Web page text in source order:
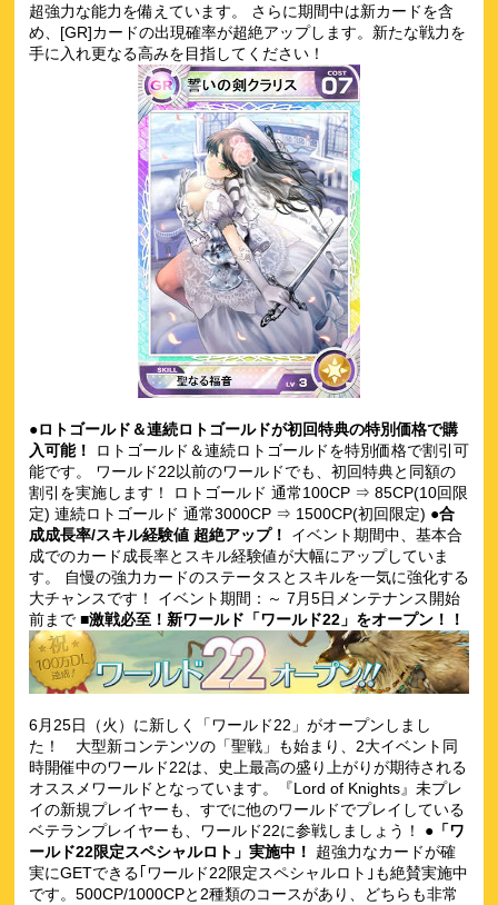
超強力な能力を備えています。 さらに期間中は新カードを含
め、[GR]カードの出現確率が超絶アップします。新たな戦力を
手に入れ更なる高みを目指してください！
●ロトゴールド＆連続ロトゴールドが初回特典の特別価格で購
入可能！
ロトゴールド＆連続ロトゴールドを特別価格で割引可
能です。 ワールド22以前のワールドでも、初回特典と同額の
割引を実施します！ ロトゴールド 通常100CP ⇒ 85CP(10回限
定) 連続ロトゴールド 通常3000CP ⇒ 1500CP(初回限定) ●合
成成長率/スキル経験値 超絶アップ！
イベント期間中、基本合
成でのカード成長率とスキル経験値が大幅にアップしていま
す。 自慢の強力カードのステータスとスキルを一気に強化する
大チャンスです！ イベント期間：～ 7月5日メンテナンス開始
前まで ■激戦必至！新ワールド「ワールド22」をオープン！！
6月25日（火）に新しく「ワールド22」がオープンしまし
た！ 大型新コンテンツの「聖戦」も始まり、2大イベント同
時開催中のワールド22は、史上最高の盛り上がりが期待される
オススメワールドとなっています。『Lord of Knights』未プレ
イの新規プレイヤーも、すでに他のワールドでプレイしている
ベテランプレイヤーも、ワールド22に参戦しましょう！ ●「ワ
ールド22限定スペシャルロト」実施中！
超強力なカードが確
実にGETできる｢ワールド22限定スペシャルロト｣も絶賛実施中
です。500CP/1000CPと2種類のコースがあり、どちらも非常